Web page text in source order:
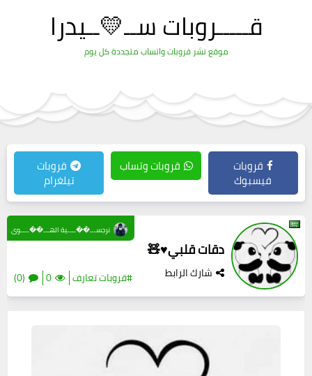
قـــــروبات ســ💛ــيدرا
موقع نشر قروبات واتساب متجددة كل يوم
قروبات
فيسبوك
قروبات وتساب قروبات
تيلغرام
دقات قلبي♥️🧸
شارك الرابط #قروبات تعارف 0
(0)
نرجســـ��ــــية الهـــ��ــــوى